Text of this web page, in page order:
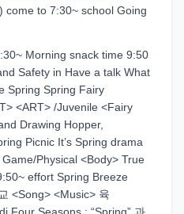
to 7:30~ school Going
Morning snack time 9:50
Safety in Have a talk What
Spring Spring Fairy
<ART> /Juvenile <Fairy
Drawing Hopper,
Picnic It’s Spring drama
Physical <Body> True
effort Spring Breeze
<Song> <Music> 육